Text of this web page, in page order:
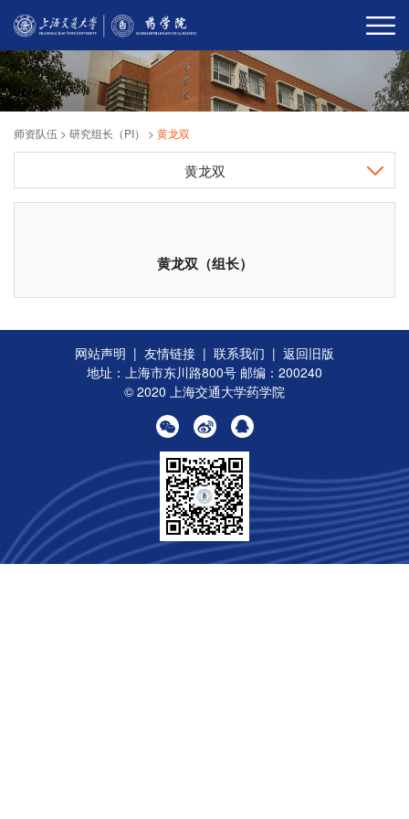
师资队伍 > 研究组长（PI） > 黄龙双
黄龙双
黄龙双（组长）
网站声明 | 友情链接 | 联系我们 | 返回旧版
地址：上海市东川路800号 邮编：200240
© 2020 上海交通大学药学院